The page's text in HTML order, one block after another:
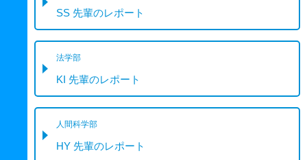
SS 先輩のレポート
法学部
KI 先輩のレポート
人間科学部
HY 先輩のレポート